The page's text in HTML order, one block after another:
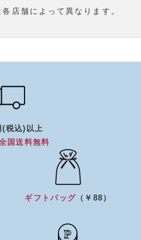
店舗によって異なります。
税込)以上
国送料無料
ギフトバッグ （￥88）